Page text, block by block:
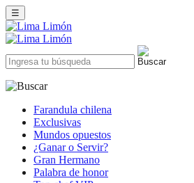
☰
Farandula chilena
Exclusivas
Mundos opuestos
¿Ganar o Servir?
Gran Hermano
Palabra de honor